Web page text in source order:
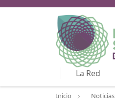
La Red
Inicio Noticias